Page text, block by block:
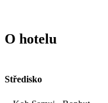
O hotelu
Středisko